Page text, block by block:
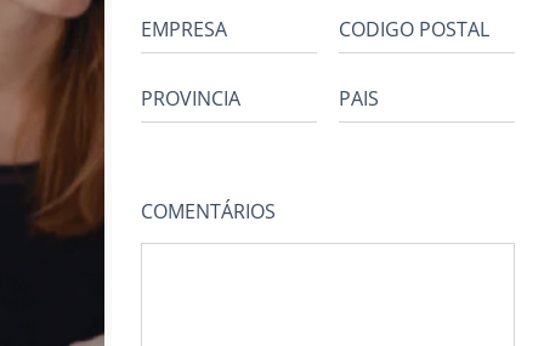
EMPRESA CODIGO POSTAL
PROVINCIA PAIS
COMENTÁRIOS